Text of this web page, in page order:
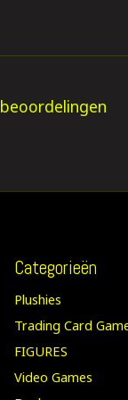
beoordelingen
Categorieën
Plushies
Trading Card
FIGURES
Video Games